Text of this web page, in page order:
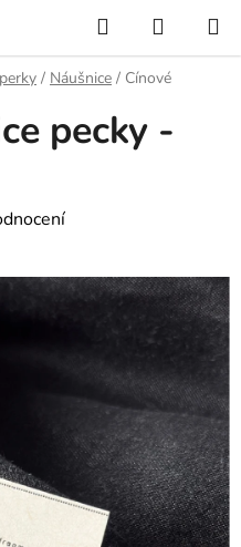
Hledat
KOŠÍK
/ Náušnice / Cínové
pecky -